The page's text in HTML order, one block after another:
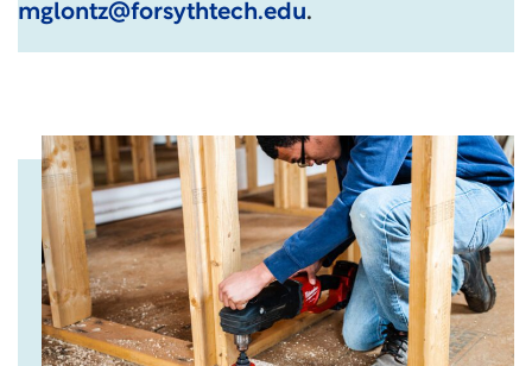
mglontz@forsythtech.edu.